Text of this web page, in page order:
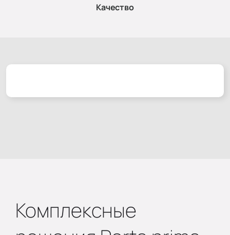
Качество
Комплексные